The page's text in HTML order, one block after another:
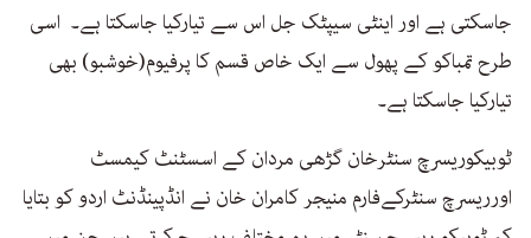
جاسکتی ہے اور اینٹی سیپٹک جل اس سے تیارکیا جاسکتا ہے۔ اسی
طرح تمباکو کے پھول سے ایک خاص قسم کا پرفیوم(خوشبو) بھی
تیارکیا جاسکتا ہے۔
ٹوبیکوریسرچ سنٹرخان گڑھی مردان کے اسسٹنٹ کیمسٹ
اورریسرچ سنٹرکےفارم منیجر کامران خان نے انڈپینڈنٹ اردو کو بتایا